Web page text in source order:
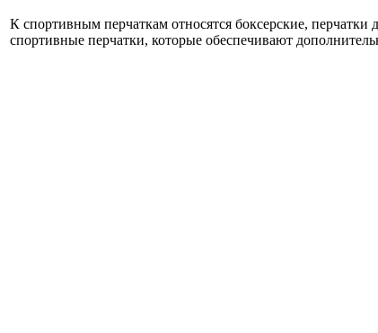
К спортивным перчаткам относятся боксерские, перчатки
спортивные перчатки, которые обеспечивают